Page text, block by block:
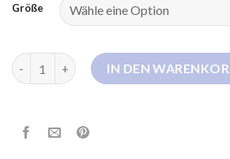
Größe
tommy daunenjacke damen Menge
IN DEN